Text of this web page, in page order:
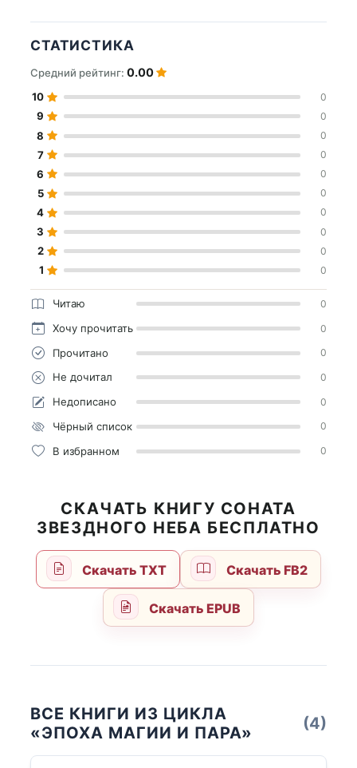
СТАТИСТИКА
Средний рейтинг: 0.00
10 0
9 0
8 0
7 0
6 0
5 0
4 0
3 0
2 0
1 0
Читаю 0
Хочу прочитать 0
Прочитано 0
Не дочитал 0
Недописано 0
Чёрный список 0
В избранном 0
СКАЧАТЬ КНИГУ СОНАТА
ЗВЕЗДНОГО НЕБА БЕСПЛАТНО
Скачать TXT Скачать FB2
Скачать EPUB
ВСЕ КНИГИ ИЗ ЦИКЛА
«ЭПОХА МАГИИ И ПАРА»
(4)